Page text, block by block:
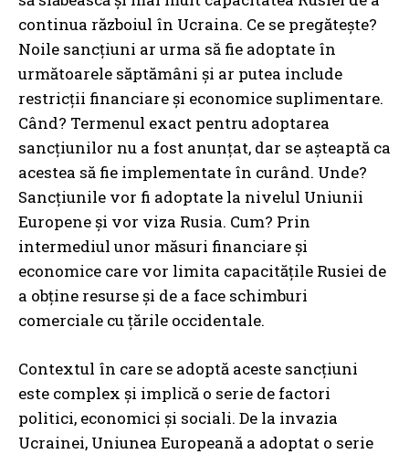
continua războiul în Ucraina. Ce se pregătește?
Noile sancțiuni ar urma să fie adoptate în
următoarele săptămâni și ar putea include
restricții financiare și economice suplimentare.
Când? Termenul exact pentru adoptarea
sancțiunilor nu a fost anunțat, dar se așteaptă ca
acestea să fie implementate în curând. Unde?
Sancțiunile vor fi adoptate la nivelul Uniunii
Europene și vor viza Rusia. Cum? Prin
intermediul unor măsuri financiare și
economice care vor limita capacitățile Rusiei de
a obține resurse și de a face schimburi
comerciale cu țările occidentale.
Contextul în care se adoptă aceste sancțiuni
este complex și implică o serie de factori
politici, economici și sociali. De la invazia
Ucrainei, Uniunea Europeană a adoptat o serie